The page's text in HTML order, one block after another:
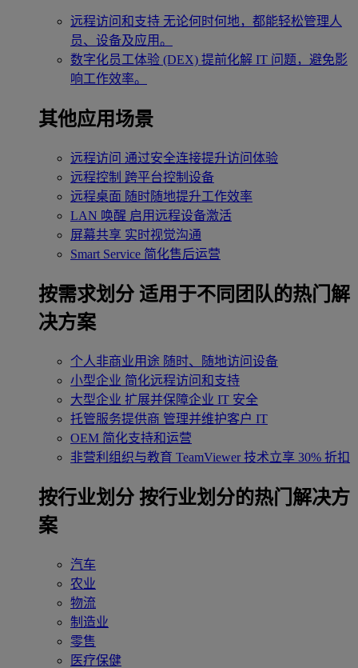
远程访问和支持 无论何时何地，都能轻松管理人
员、设备及应用。
数字化员工体验 (DEX) 提前化解 IT 问题，避免影
响工作效率。
其他应用场景
远程访问 通过安全连接提升访问体验
远程控制 跨平台控制设备
远程桌面 随时随地提升工作效率
LAN 唤醒 启用远程设备激活
屏幕共享 实时视觉沟通
Smart Service 简化售后运营
按需求划分 适用于不同团队的热门解
决方案
个人非商业用途 随时、随地访问设备
小型企业 简化远程访问和支持
大型企业 扩展并保障企业 IT 安全
托管服务提供商 管理并维护客户 IT
OEM 简化支持和运营
非营利组织与教育 TeamViewer 技术立享 30% 折扣
‌按行业划分 按行业划分的热门解决方
案
汽车
农业
物流
制造业
零售
医疗保健